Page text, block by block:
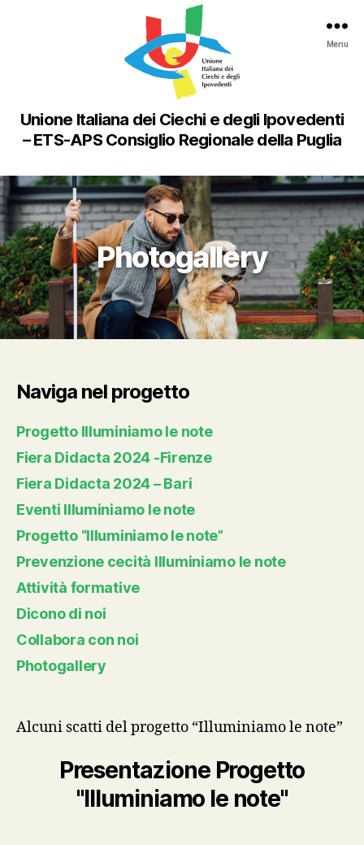
Unione Italiana dei Ciechi e degli Ipovedenti
– ETS-APS Consiglio Regionale della Puglia
Menu
Photogallery
Naviga nel progetto
Progetto Illuminiamo le note
Fiera Didacta 2024 -Firenze
Fiera Didacta 2024 – Bari
Eventi Illuminiamo le note
Progetto “Illuminiamo le note”
Prevenzione cecità Illuminiamo le note
Attività formative
Dicono di noi
Collabora con noi
Photogallery
Alcuni scatti del progetto “Illuminiamo le note”
Presentazione Progetto
"Illuminiamo le note"